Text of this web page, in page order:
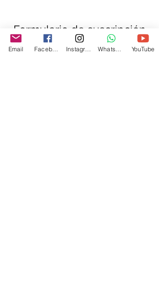
Formulario de suscripción
Email YouTube